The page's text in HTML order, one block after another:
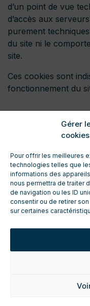
Gérer
cookies
Pour offrir les meilleures
technologies telles que
informations des
nous permettra de traiter
de navigation ou les ID
consentir ou de retirer
sur certaines
d’un point de vue
d’accès aux
purement
du site ni le
site.
Ces cookies sont
fonctionnement du